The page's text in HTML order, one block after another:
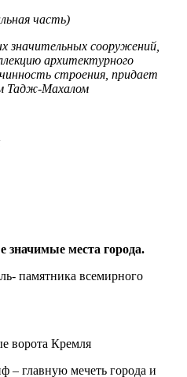
часть)
значительных сооружений,
архитектурного
строения, придает
Тадж-Махалом
значимые места города.
памятника всемирного
ворота Кремля
– главную мечеть города и